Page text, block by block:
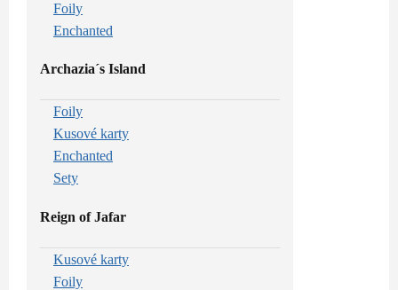
Foily
Enchanted
Archazia´s Island
Foily
Kusové karty
Enchanted
Sety
Reign of Jafar
Kusové karty
Foily